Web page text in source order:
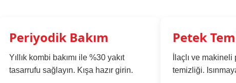
Periyodik Bakım
Yıllık kombi bakımı ile %30 yakıt
tasarrufu sağlayın. Kışa hazır girin.
Petek
İlaçlı ve
temizliği.